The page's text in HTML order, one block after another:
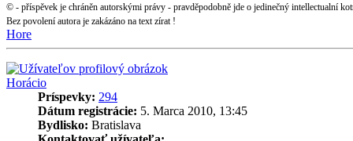
© - příspěvek je chráněn autorskými právy - pravděpodobně jde o jedinečný intellectualní
Bez povolení autora je zakázáno na text zírat !
Hore
Horácio
Príspevky: 294
Dátum registrácie: 5. Marca 2010, 13:45
Bydlisko: Bratislava